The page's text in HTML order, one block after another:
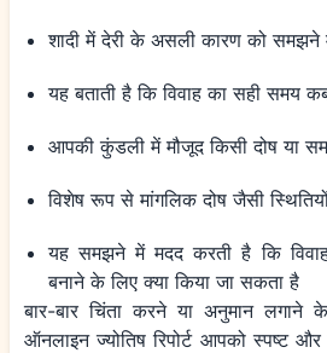
शादी में देरी के असली कारण को समझने
यह बताती है कि विवाह का सही समय
आपकी कुंडली में मौजूद किसी दोष या
विशेष रूप से मांगलिक दोष जैसी
यह समझने में मदद करती है कि
बनाने के लिए क्या किया जा सकता है
बार-बार चिंता करने या अनुमान लगाने
ऑनलाइन ज्योतिष रिपोर्ट आपको स्पष्ट और